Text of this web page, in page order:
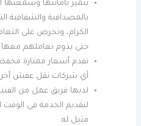
تتميز بأمانتها وسمعتها
بالمصداقية والشفافية
الكرام، وتحرص على
حتى يدوم تعاملهم معها
تقدم أسعار ممتازة
أي شركات نقل عفش
لديها فريق عمل من
لتقديم الخدمة في الوقت
مثيل له.